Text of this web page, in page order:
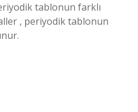
tablonun farklı
, periyodik tablonun